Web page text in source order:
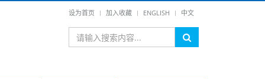
设为首页 加入收藏 ENGLISH 中文